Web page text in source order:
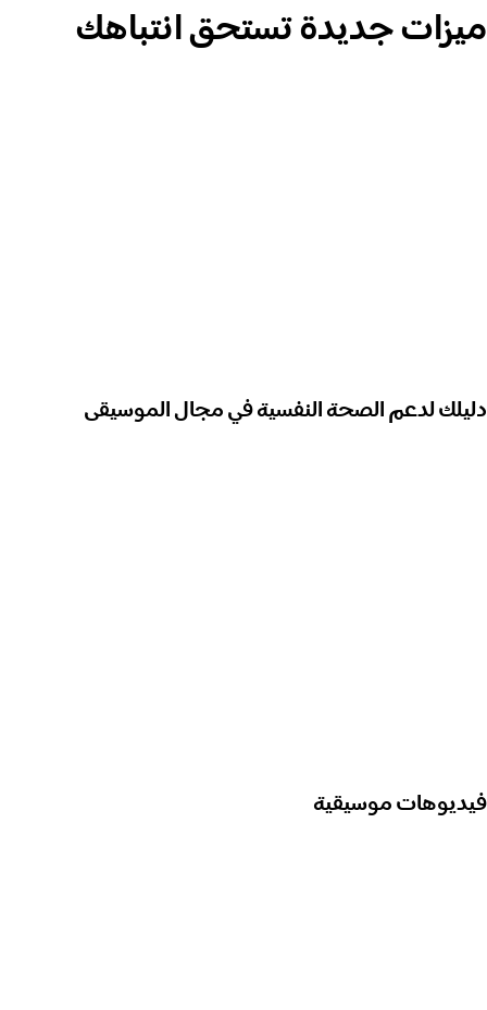
ميزات جديدة تستحق انتباهك
دليلك لدعم الصحة النفسية في مجال الموسيقى
فيديوهات موسيقية